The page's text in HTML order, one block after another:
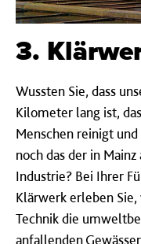
3.
Wussten Sie, dass
Kilometer lang ist,
Menschen reinigt
noch das der in
Industrie? Bei Ihrer
Klärwerk erleben
Technik die
anfallenden